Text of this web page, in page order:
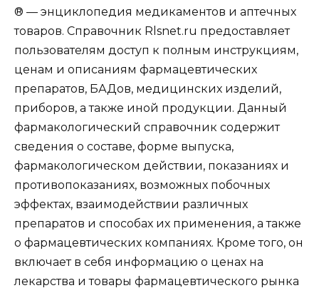
® — энциклопедия медикаментов и аптечных
товаров. Справочник Rlsnet.ru предоставляет
пользователям доступ к полным инструкциям,
ценам и описаниям фармацевтических
препаратов, БАДов, медицинских изделий,
приборов, а также иной продукции. Данный
фармакологический справочник содержит
сведения о составе, форме выпуска,
фармакологическом действии, показаниях и
противопоказаниях, возможных побочных
эффектах, взаимодействии различных
препаратов и способах их применения, а также
о фармацевтических компаниях. Кроме того, он
включает в себя информацию о ценах на
лекарства и товары фармацевтического рынка